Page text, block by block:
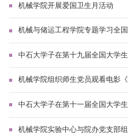
机械学院开展爱国卫生月活动
机械与储运工程学院专题学习全
中石大学子在第十九届全国大学
机械学院组织师生党员观看电影《
中石大学子在第十一届全国大学
机械学院实验中心与院办党支部